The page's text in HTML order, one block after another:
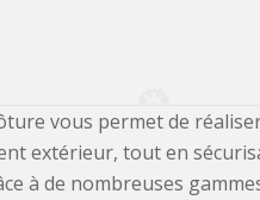
vous permet de
extérieur, tout en
à de nombreuses